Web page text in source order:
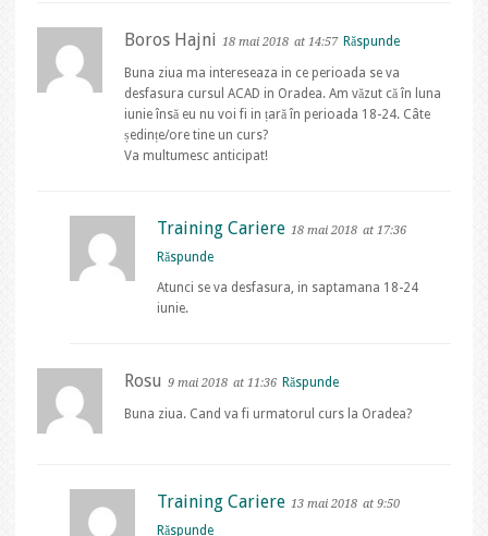
Boros Hajni 18 mai 2018 at 14:57 Răspunde
Buna ziua ma intereseaza in ce perioada se va
desfasura cursul ACAD in Oradea. Am văzut că în luna
iunie însă eu nu voi fi in țară în perioada 18-24. Câte
ședințe/ore tine un curs?
Va multumesc anticipat!
Training Cariere 18 mai 2018 at 17:36
Răspunde
Atunci se va desfasura, in saptamana 18-24
iunie.
Rosu 9 mai 2018 at 11:36 Răspunde
Buna ziua. Cand va fi urmatorul curs la Oradea?
Training Cariere 13 mai 2018 at 9:50
Răspunde